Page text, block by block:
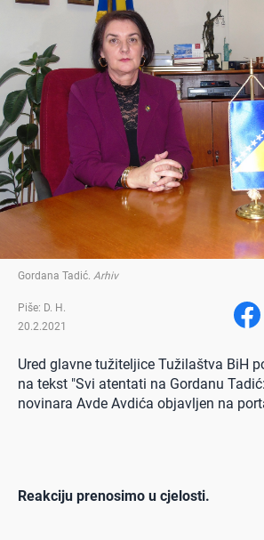
Gordana Tadić. Arhiv
Piše: D. H.
20.2.2021
Ured glavne tužiteljice Tužilaštva BiH
na tekst "Svi atentati na Gordanu
novinara Avde Avdića objavljen na
Reakciju prenosimo u cjelosti.